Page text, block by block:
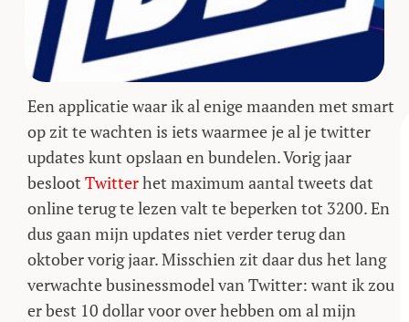
Een applicatie waar ik al enige maanden met smart
op zit te wachten is iets waarmee je al je twitter
updates kunt opslaan en bundelen. Vorig jaar
besloot Twitterhet maximum aantal tweets dat
online terug te lezen valt te beperken tot 3200. En
dus gaan mijn updates niet verder terug dan
oktober vorig jaar. Misschien zit daar dus het lang
verwachte businessmodel van Twitter: want ik zou
er best 10 dollar voor over hebben om al mijn